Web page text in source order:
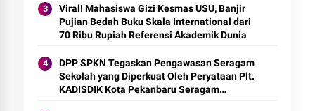
Viral! Mahasiswa Gizi Kesmas USU, Banjir
Pujian Bedah Buku Skala International dari
70 Ribu Rupiah Referensi Akademik Dunia
DPP SPKN Tegaskan Pengawasan Seragam
Sekolah yang Diperkuat Oleh Peryataan Plt.
KADISDIK Kota Pekanbaru Seragam